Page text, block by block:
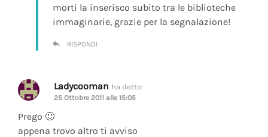
morti la inserisco subito tra le biblioteche
immaginarie, grazie per la segnalazione!
RISPONDI
Ladycooman ha detto:
25 Ottobre 2011 alle 15:05
Prego 🙂
appena trovo altro ti avviso